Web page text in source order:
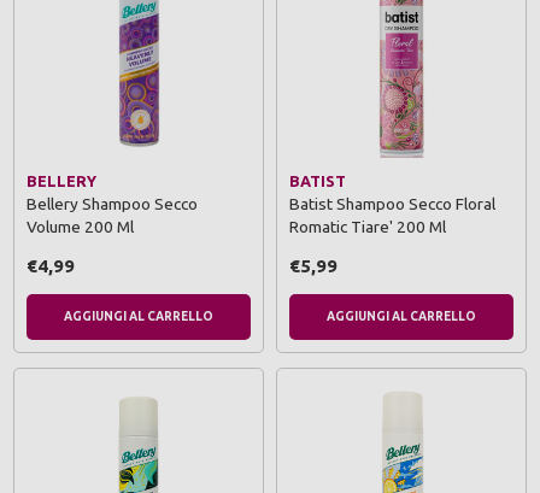
BELLERY
Bellery Shampoo Secco
Volume 200 Ml
€4,99
AGGIUNGI AL CARRELLO
BATIST
Batist Shampoo Secco Floral
Romatic Tiare' 200 Ml
€5,99
AGGIUNGI AL CARRELLO